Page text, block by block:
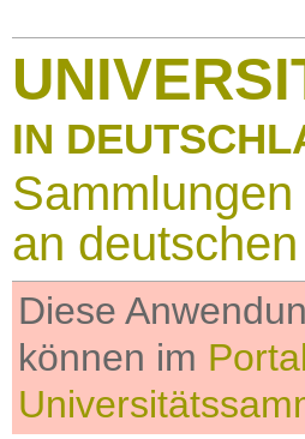
IN
an
Diese
können im